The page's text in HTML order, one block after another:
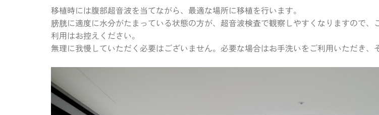
移植時には腹部超音波を当てながら、最適な場所に移植を行います。
膀胱に適度に水分がたまっている状態の方が、超音波検査で観察しやすくなりますので
利用はお控えください。
無理に我慢していただく必要はございません。必要な場合はお手洗いをご利用いただき、